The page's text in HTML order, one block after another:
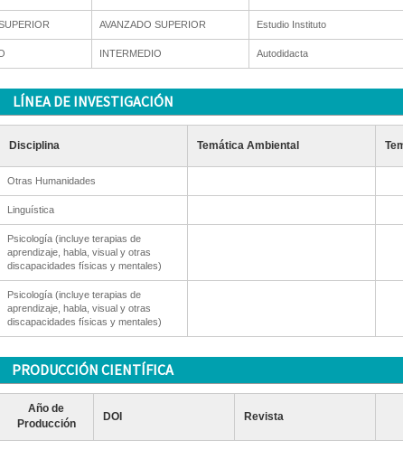
AVANZADO SUPERIOR Estudio Instituto
INTERMEDIO Autodidacta
LÍNEA DE INVESTIGACIÓN
Disciplina Temática Ambiental
Otras Humanidades
Linguística
Psicología (incluye terapias de
aprendizaje, habla, visual y otras
discapacidades físicas y mentales)
Psicología (incluye terapias de
aprendizaje, habla, visual y otras
discapacidades físicas y mentales)
PRODUCCIÓN CIENTÍFICA
Año de
Producción
DOI Revista